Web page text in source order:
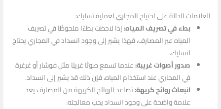
العلامات الدالة على احتياج المجاري لعملية تسليك:
بطء في تصريف المياه:إذا لاحظت بطءًا ملحوظًا في تصريف
المياه عبر المصارف، فهذا يشير إلى وجود انسداد في المجاري يحتاج
لتسليك.
صدور أصوات غريبة:عندما تسمع صوتًا غريبًا مثل فوشار أو غرغرة
في المجاري عند استخدام المياه، فإن ذلك قد يشير إلى انسداد.
انبعاث روائح كريهة:تصاعد الروائح الكريهة من المصارف يعد
علامة واضحة على وجود انسداد يجب معالجته.